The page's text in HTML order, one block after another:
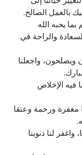
بالعمل الصالح.
يحبه الله
والراحة في
ويصلحون، واجعلنا
فيه الإخلاص
مغفرة ورحمة وعتقا
واغفر لنا ذنوبنا